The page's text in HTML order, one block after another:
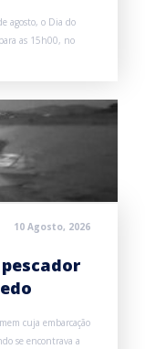
agosto, o Dia do
as 15h00, no
10 Agosto, 2026
cuja embarcação
se encontrava a